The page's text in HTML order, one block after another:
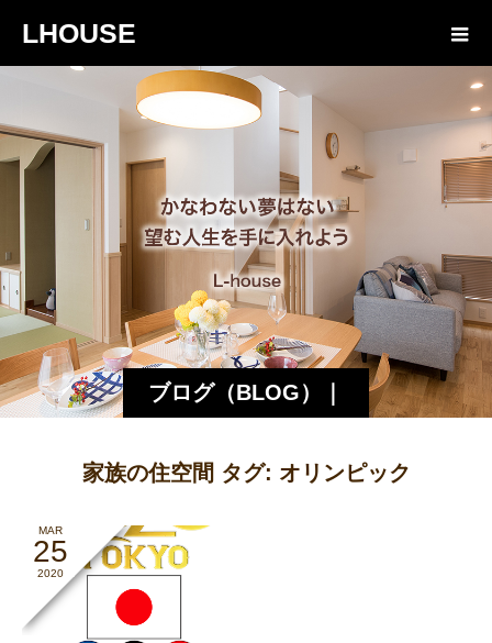
LHOUSE
ブログ（BLOG）｜
エルハウス
家族の住空間 タグ: オリンピック
MAR
25
2020